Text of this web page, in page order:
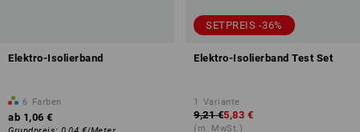
Elektro-Isolierband
6 Farben
ab 1,06 €
SETPREIS -36%
Elektro-Isolierband Test Set
1 Variante
9,21 €5,83 €
(m. MwSt.)